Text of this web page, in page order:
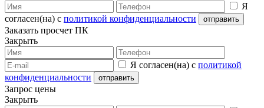
Я
согласен(на) с политикой конфиденциальности
Заказать просчет ПК
Закрыть
Я согласен(на) с политикой
конфиденциальности
Запрос цены
Закрыть